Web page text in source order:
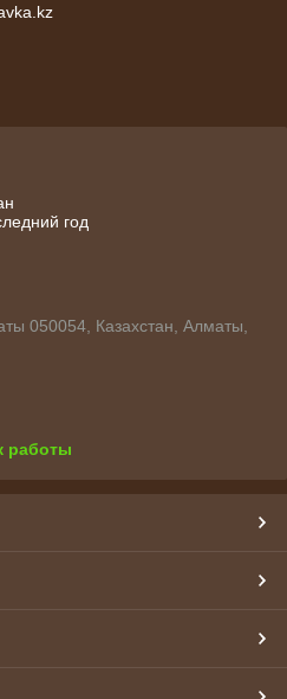
год
050054, Казахстан, Алматы,
работы